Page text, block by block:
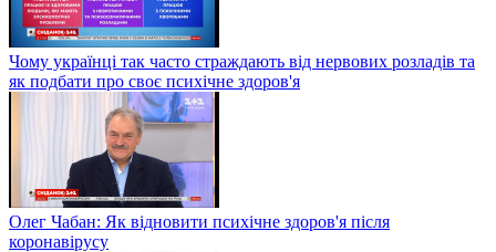
Чому українці так часто страждають від нервових розладів та
як подбати про своє психічне здоров'я
Олег Чабан: Як відновити психічне здоров'я після
коронавірусу